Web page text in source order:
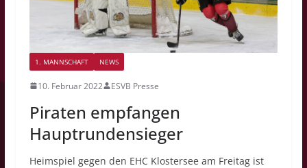
1. MANNSCHAFT NEWS
10. Februar 2022 ESVB Presse
Piraten empfangen
Hauptrundensieger
Heimspiel gegen den EHC Klostersee am Freitag ist